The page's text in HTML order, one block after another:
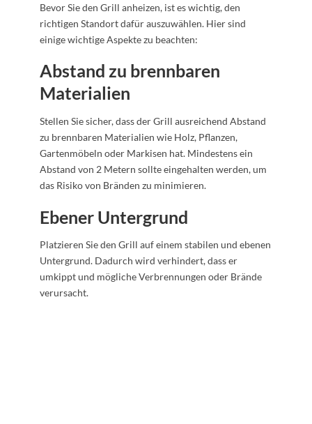
Bevor Sie den Grill anheizen, ist es wichtig, den
richtigen Standort dafür auszuwählen. Hier sind
einige wichtige Aspekte zu beachten:
Abstand zu brennbaren
Materialien
Stellen Sie sicher, dass der Grill ausreichend Abstand
zu brennbaren Materialien wie Holz, Pflanzen,
Gartenmöbeln oder Markisen hat. Mindestens ein
Abstand von 2 Metern sollte eingehalten werden, um
das Risiko von Bränden zu minimieren.
Ebener Untergrund
Platzieren Sie den Grill auf einem stabilen und ebenen
Untergrund. Dadurch wird verhindert, dass er
umkippt und mögliche Verbrennungen oder Brände
verursacht.